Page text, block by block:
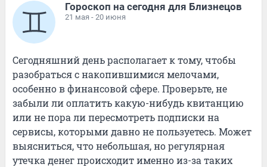
Гороскоп на сегодня для Близнецов
21 мая - 20 июня
Сегодняшний день располагает к тому, чтобы
разобраться с накопившимися мелочами,
особенно в финансовой сфере. Проверьте, не
забыли ли оплатить какую-нибудь квитанцию
или не пора ли пересмотреть подписки на
сервисы, которыми давно не пользуетесь. Может
выясниться, что небольшая, но регулярная
утечка денег происходит именно из-за таких